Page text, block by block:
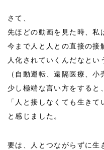
さて、
先ほどの動画を見た時、私
今まで人と人との直接の接
人化されていくんだなとい
（自動運転、遠隔医療、小
少し極端な言い方をすると、
「人と接しなくても生き
と感じました。
要は、人とつながらずに生